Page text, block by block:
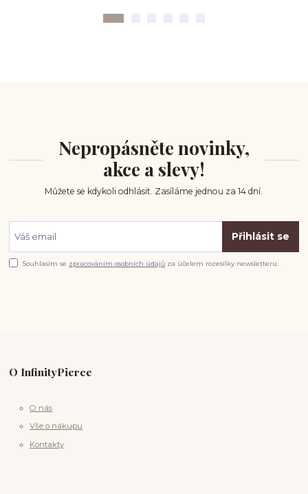
Nepropásněte novinky,
akce a slevy!
Můžete se kdykoli odhlásit. Zasíláme jednou za 14 dní.
Přihlásit se
Souhlasím se zpracováním osobních údajů za účelem rozesílky newsletteru.
O InfinityPierce
O nás
Vše o nákupu
Kontakty